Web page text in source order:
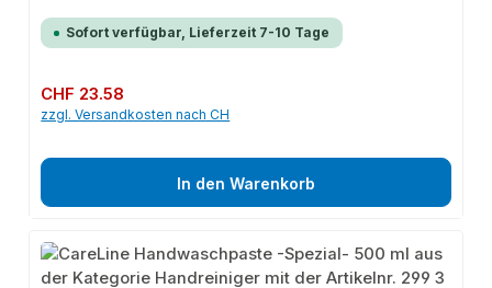
Sofort verfügbar, Lieferzeit 7-10 Tage
Regulärer Preis:
CHF 23.58
zzgl. Versandkosten nach CH
In den Warenkorb